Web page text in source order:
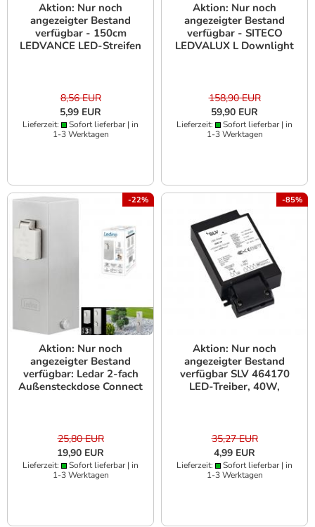
Aktion: Nur noch
angezeigter Bestand
verfügbar - 150cm
LEDVANCE LED-Streifen
mit USB &
Fernbedienung,
warmweißes Licht
8,56 EUR
5,99 EUR
Lieferzeit:
Sofort lieferbar | in
1-3 Werktagen
Aktion: Nur noch
angezeigter Bestand
verfügbar - SITECO
LEDVALUX L Downlight
158,90 EUR
59,90 EUR
Lieferzeit:
Sofort lieferbar | in
1-3 Werktagen
-22%
Aktion: Nur noch
angezeigter Bestand
verfügbar: Ledar 2-fach
Außensteckdose Connect
25,80 EUR
19,90 EUR
Lieferzeit:
Sofort lieferbar | in
1-3 Werktagen
-85%
Aktion: Nur noch
angezeigter Bestand
verfügbar SLV 464170
LED-Treiber, 40W,
35,27 EUR
4,99 EUR
Lieferzeit:
Sofort lieferbar | in
1-3 Werktagen